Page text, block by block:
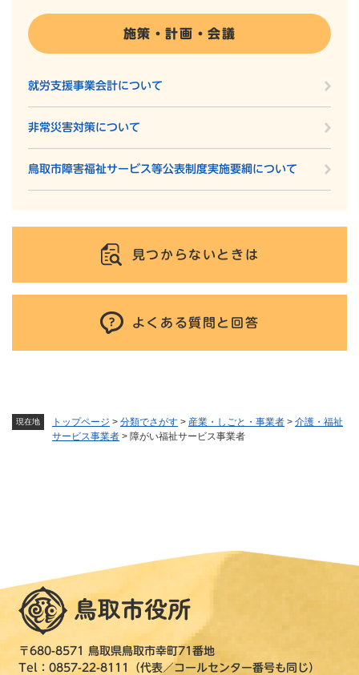
現在地 トップページ > 分類でさがす > 産業・しごと・事業者 > 介護・福祉
サービス事業者 > 障がい福祉サービス事業者
施策・計画・会議
就労支援事業会計について
非常災害対策について
鳥取市障害福祉サービス等公表制度実施要綱について
見つからないときは
よくある質問と回答
〒680-8571 鳥取県鳥取市幸町71番地
Tel：0857-22-8111（代表／コールセンター番号も同じ）